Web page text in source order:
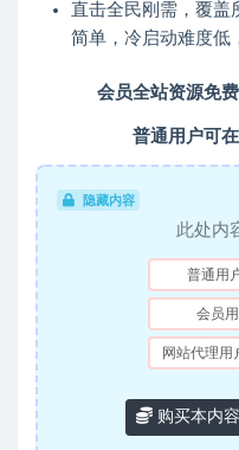
直击全民刚需，覆盖
简单，冷启动难度低
会员全站资源免
普通用户可
隐藏内容
此处内
普通用
会员
网站代理用
购买本内容